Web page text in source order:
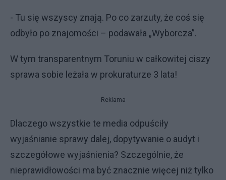
- Tu się wszyscy znają. Po co zarzuty, że coś się
odbyło po znajomości – podawała „Wyborcza”.
W tym transparentnym Toruniu w całkowitej ciszy
sprawa sobie leżała w prokuraturze 3 lata!
Reklama
Dlaczego wszystkie te media odpuściły
wyjaśnianie sprawy dalej, dopytywanie o audyt i
szczegółowe wyjaśnienia? Szczególnie, że
nieprawidłowości ma być znacznie więcej niż tylko